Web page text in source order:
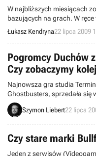
W najbliższych miesiącach
bazujących na grach. W
traktująca o Księciu Persji,
wydarzeń rozgrywających
Mass Effecta.
Łukasz Kendryna22 lipca 2009
Pogromcy Duchów
Czy zobaczymy
Najnowsza gra studia
Ghostbusters, sprzedała się
ciągu miesiąca. Wygląda na
wszystkie możliwe platformy,
dobre?
Szymon Liebert22 lipca
Czy stare marki
Jeden z serwisów